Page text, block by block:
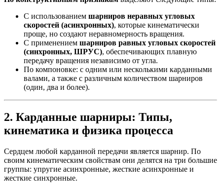
С использованием шарниров неравных угловых
скоростей (асинхронных), которые кинематически
проще, но создают неравномерность вращения.
С применением шарниров равных угловых скоростей
(синхронных, ШРУС), обеспечивающих плавную
передачу вращения независимо от угла.
По компоновке: с одним или несколькими карданными
валами, а также с различным количеством шарниров
(один, два и более).
2. Карданные шарниры: Типы,
кинематика и физика процесса
Сердцем любой карданной передачи является шарнир. По
своим кинематическим свойствам они делятся на три большие
группы: упругие асинхронные, жесткие асинхронные и
жесткие синхронные.